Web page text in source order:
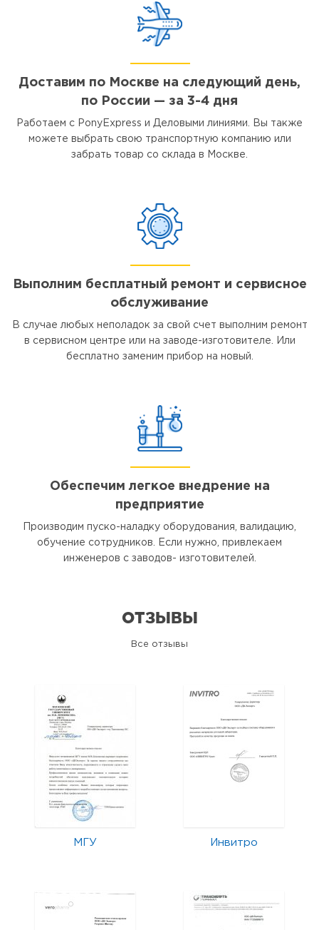
Доставим по Москве на следующий день,
по России — за 3-4 дня
Работаем с PonyExpress и Деловыми линиями. Вы также
можете выбрать свою транспортную компанию или
забрать товар со склада в Москве.
Выполним бесплатный ремонт и сервисное
обслуживание
В случае любых неполадок за свой счет выполним ремонт
в сервисном центре или на заводе-изготовителе. Или
бесплатно заменим прибор на новый.
Обеспечим легкое внедрение на
предприятие
Производим пуско-наладку оборудования, валидацию,
обучение сотрудников. Если нужно, привлекаем
инженеров с заводов- изготовителей.
ОТЗЫВЫ
Все отзывы
МГУ Инвитро